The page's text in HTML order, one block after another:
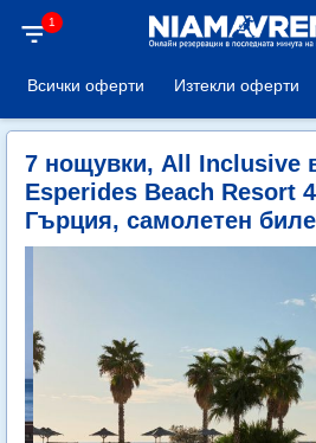
filter_list1
Всички оферти Изтекли оферти
7 нощувки, All Inclusive
Esperides Beach Resort
Гърция, самолетен